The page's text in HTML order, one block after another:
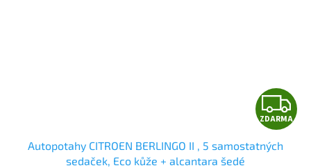
Z
D
ZDARMA
Autopotahy CITROEN BERLINGO II , 5 samostatných
sedaček, Eco kůže + alcantara šedé